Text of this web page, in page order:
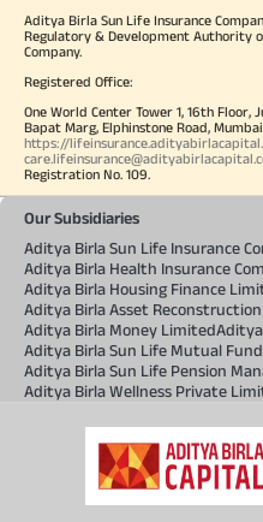
Aditya Birla Sun Life Insurance
Regulatory & Development Authority
Company.
Registered Office:
One World Center Tower 1, 16th Floor,
Bapat Marg, Elphinstone Road,
https://
Registration No. 109.
Our Subsidiaries
Aditya Birla Sun Life Insurance
Aditya Birla Health Insurance
Aditya Birla Housing Finance
Aditya Birla Asset
Aditya Birla Money Limited
Aditya Birla Sun Life Mutual
Aditya Birla Sun Life Pension
Aditya Birla Wellness Private